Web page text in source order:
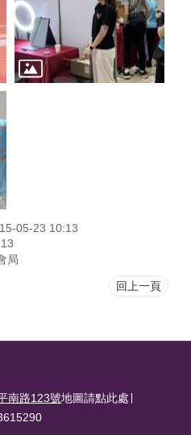
05-23 10:13
局
回上一頁
南路123號地圖請點此處∣